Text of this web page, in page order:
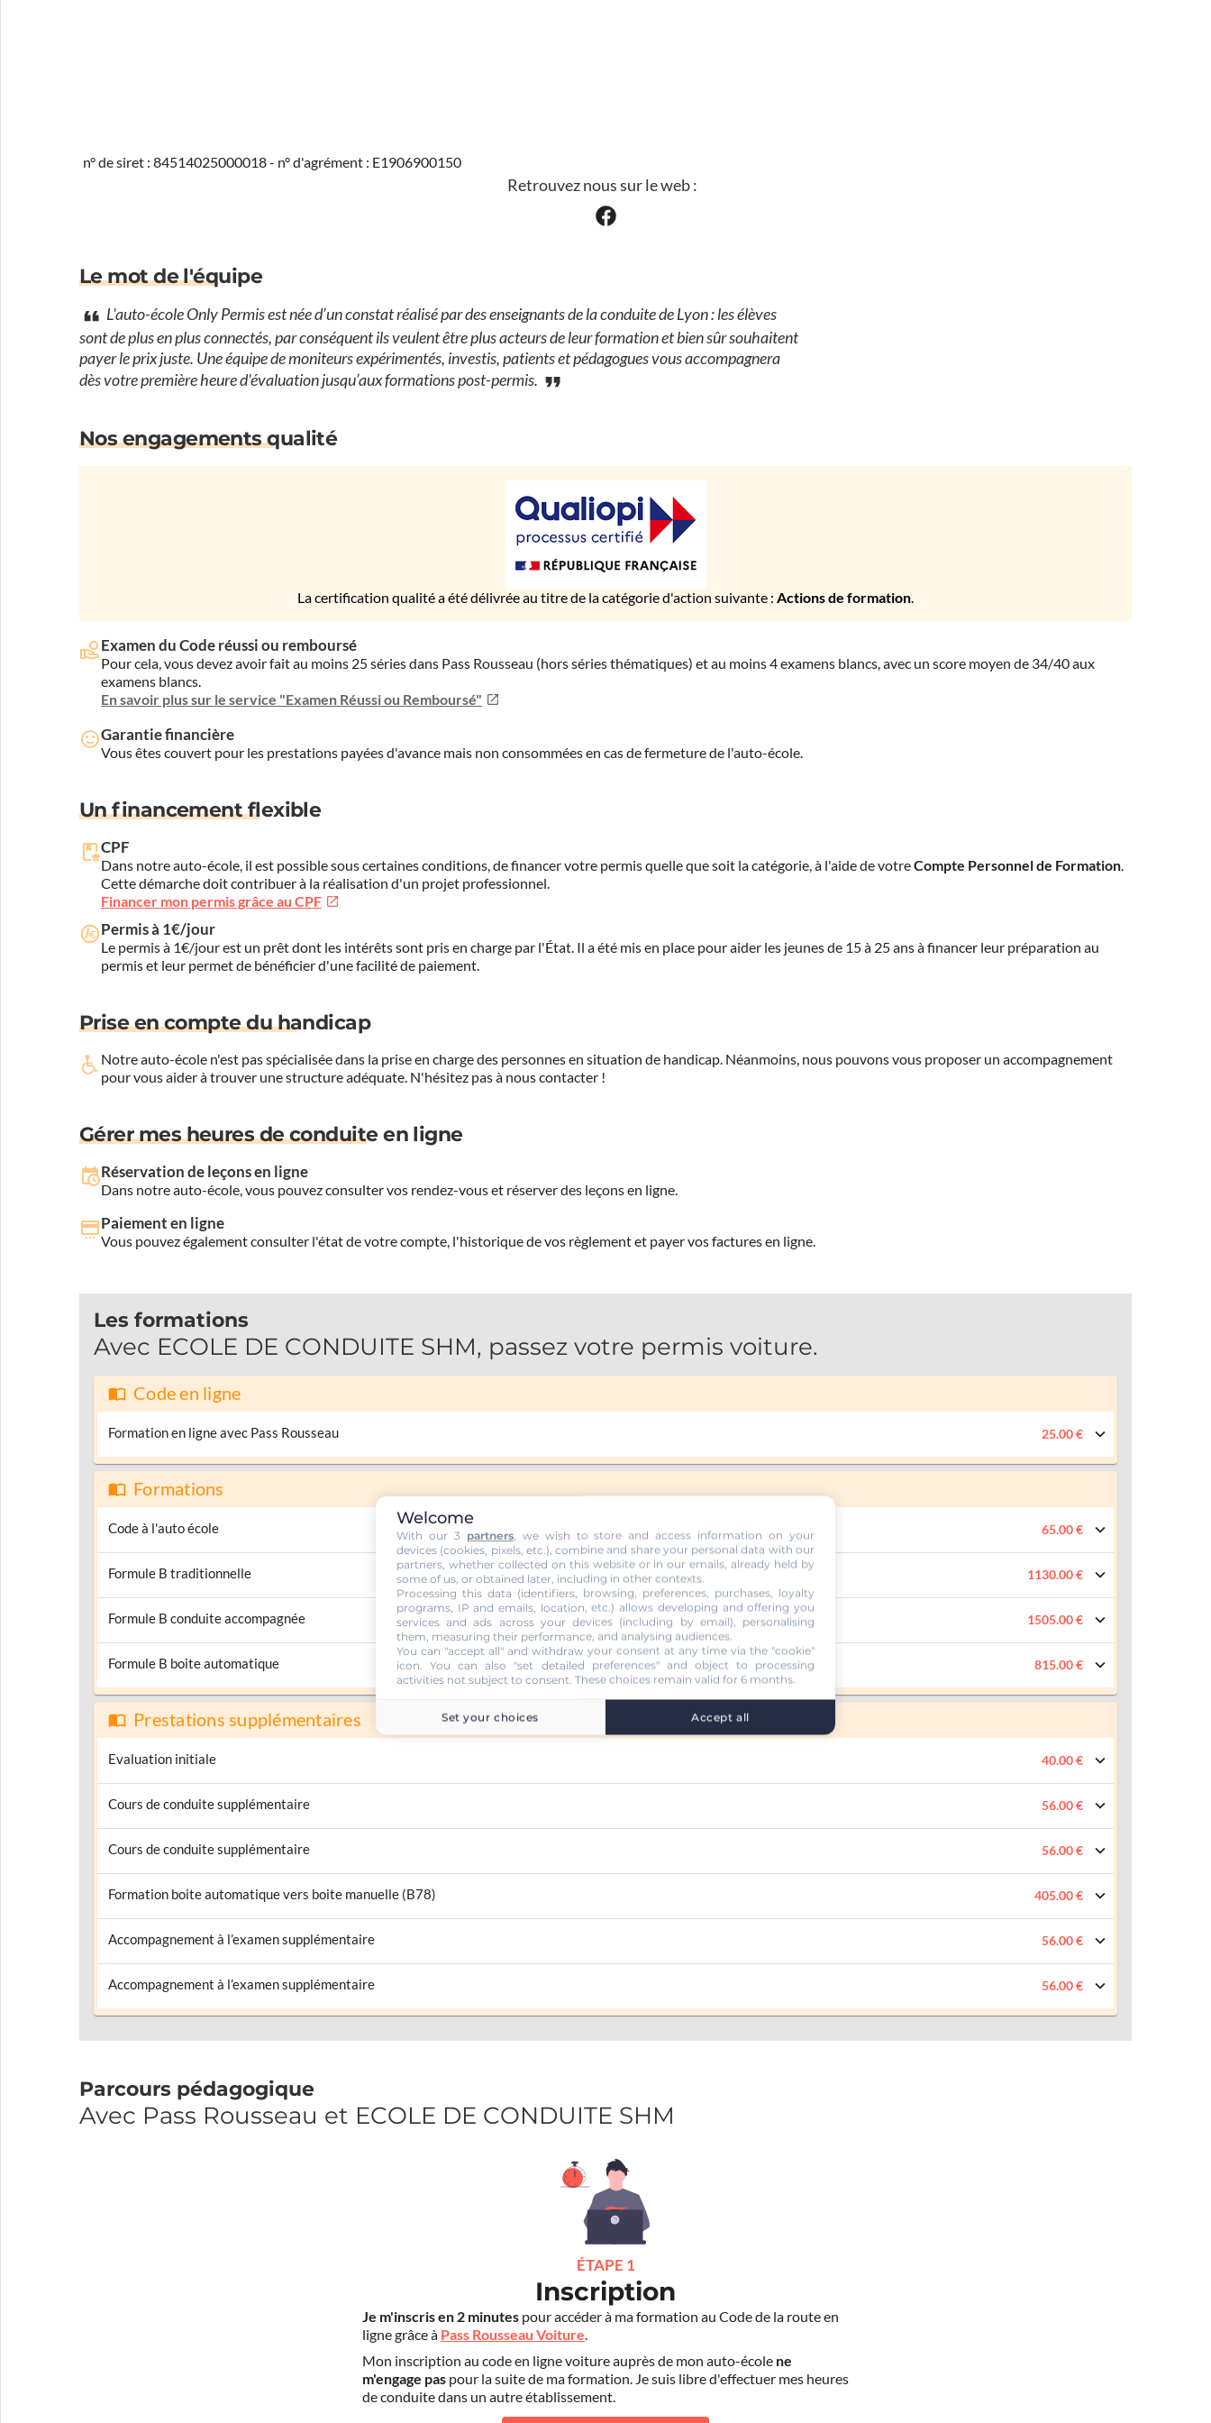
n° de siret : 84514025000018 - n° d'agrément : E1906900150
Retrouvez nous sur le web :
Le mot de l'équipe
L'auto-école Only Permis est née d’un constat réalisé par des enseignants de la conduite de Lyon : les élèves
sont de plus en plus connectés, par conséquent ils veulent être plus acteurs de leur formation et bien sûr souhaitent
payer le prix juste. Une équipe de moniteurs expérimentés, investis, patients et pédagogues vous accompagnera
dès votre première heure d'évaluation jusqu’aux formations post-permis.
Nos engagements qualité
La certification qualité a été délivrée au titre de la catégorie d'action suivante : Actions de formation.
Examen du Code réussi ou remboursé
Pour cela, vous devez avoir fait au moins 25 séries dans Pass Rousseau (hors séries thématiques) et au moins 4 examens blancs, avec un score moyen de 34/40 aux
examens blancs.
En savoir plus sur le service "Examen Réussi ou Remboursé"
Garantie financière
Vous êtes couvert pour les prestations payées d'avance mais non consommées en cas de fermeture de l'auto-école.
Un financement flexible
CPF
Dans notre auto-école, il est possible sous certaines conditions, de financer votre permis quelle que soit la catégorie, à l'aide de votreCompte Personnel de Formation.
Cette démarche doit contribuer à la réalisation d'un projet professionnel.
Financer mon permis grâce au CPF
Permis à 1€/jour
Le permis à 1€/jour est un prêt dont les intérêts sont pris en charge par l'État. Il a été mis en place pour aider les jeunes de 15 à 25 ans à financer leur préparation au
permis et leur permet de bénéficier d'une facilité de paiement.
Prise en compte du handicap
Notre auto-école n'est pas spécialisée dans la prise en charge des personnes en situation de handicap. Néanmoins, nous pouvons vous proposer un accompagnement
pour vous aider à trouver une structure adéquate. N'hésitez pas à nous contacter !
Gérer mes heures de conduite en ligne
Réservation de leçons en ligne
Dans notre auto-école, vous pouvez consulter vos rendez-vous et réserver des leçons en ligne.
Paiement en ligne
Vous pouvez également consulter l'état de votre compte, l'historique de vos règlement et payer vos factures en ligne.
Les formations
Avec ECOLE DE CONDUITE SHM, passez votre permis voiture.
Code en ligne
Formation en ligne avec Pass Rousseau 25.00 €
Formations
Code à l'auto école 65.00 €
Formule B traditionnelle 1130.00 €
Formule B conduite accompagnée 1505.00 €
Formule B boite automatique 815.00 €
Prestations supplémentaires
Evaluation initiale 40.00 €
Cours de conduite supplémentaire 56.00 €
Cours de conduite supplémentaire 56.00 €
Formation boite automatique vers boite manuelle (B78) 405.00 €
Accompagnement à l’examen supplémentaire 56.00 €
Accompagnement à l’examen supplémentaire 56.00 €
Parcours pédagogique
Avec Pass Rousseau et ECOLE DE CONDUITE SHM
ÉTAPE 1
Inscription
Je m'inscris en 2 minutes pour accéder à ma formation au Code de la route en
ligne grâce à Pass Rousseau Voiture.
Mon inscription au code en ligne voiture auprès de mon auto-école ne
m'engage pas pour la suite de ma formation. Je suis libre d'effectuer mes heures
de conduite dans un autre établissement.
Welcome
With our 3 partners, we wish to store and access information on your
devices (cookies, pixels, etc.), combine and share your personal data with our
partners, whether collected on this website or in our emails, already held by
some of us, or obtained later, including in other contexts.
Processing this data (identifiers, browsing, preferences, purchases, loyalty
programs, IP and emails, location, etc.) allows developing and offering you
services and ads across your devices (including by email), personalising
them, measuring their performance, and analysing audiences.
You can "accept all" and withdraw your consent at any time via the "cookie"
icon . You can also "set detailed preferences" and object to processing
activities not subject to consent. These choices remain valid for 6 months.
Set your choices Accept all